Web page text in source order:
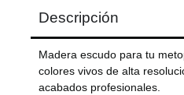
Descripción
Madera escudo para tu
colores vivos de alta
acabados profesionales.